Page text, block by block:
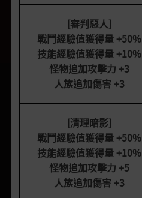
[審判惡人]
戰鬥經驗值獲得量+50%
技能經驗值獲得量+10%
怪物追加攻擊力 +3
人族追加傷害+3
[清理暗影]
戰鬥經驗值獲得量+50%
技能經驗值獲得量+10%
怪物追加攻擊力 +5
人族追加傷害+3